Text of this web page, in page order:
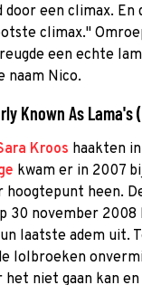
door een climax. En
climax."
een echte
naam Nico.
Known As Lama's
Kroos haakten
kwam er in 2007
hoogtepunt heen.
30 november 2008
laatste adem uit.
lolbroeken
niet gaan kan en